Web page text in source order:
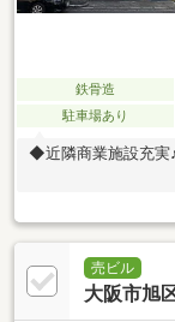
鉄骨造
駐車場あり
◆近隣商業施設充
売ビル
大阪市旭